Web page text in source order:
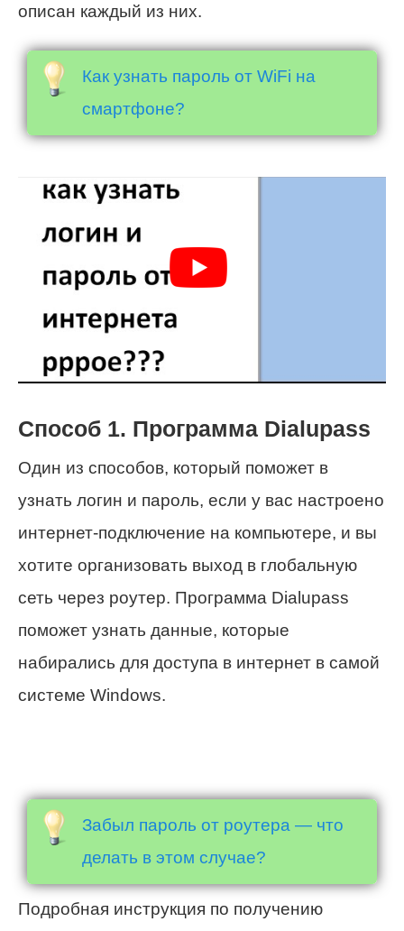
описан каждый из них.
Как узнать пароль от WiFi на
смартфоне?
Способ 1. Программа Dialupass
Один из способов, который поможет в
узнать логин и пароль, если у вас настроено
интернет-подключение на компьютере, и вы
хотите организовать выход в глобальную
сеть через роутер. Программа Dialupass
поможет узнать данные, которые
набирались для доступа в интернет в самой
системе Windows.
Забыл пароль от роутера — что
делать в этом случае?
Подробная инструкция по получению